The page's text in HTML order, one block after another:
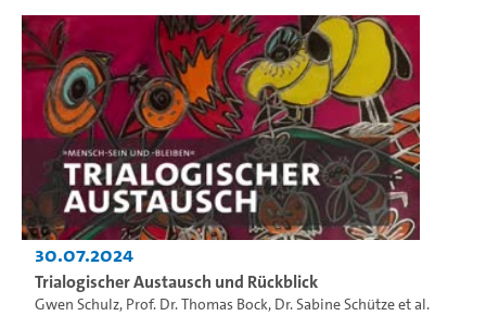
30.07.2024
Trialogischer Austausch und Rückblick
Gwen Schulz, Prof. Dr. Thomas Bock, Dr. Sabine Schützeet al.